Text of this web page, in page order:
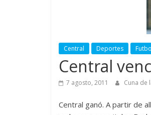
Central Deportes
Central
7 agosto, 2011 Cuna de
Central ganó. A partir de